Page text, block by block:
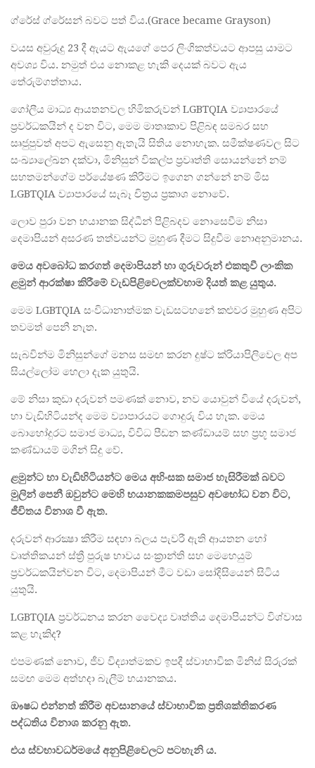
ග්රේස් ග්රේසන් බවට පත් විය.(Grace became Grayson)
වයස අවුරුදු 23 දී ඇයට ඇයගේ පෙර ලිංගිකත්වයට ආපසු යාමට
අවශ්‍ය විය. නමුත් එය නොකළ හැකි දෙයක් බවට ඇය
තේරුම්ගත්තාය.
ගෝලීය මාධ්‍ය ආයතනවල හිමිකරුවන් LGBTQIA ව්‍යාපාරයේ
ප්‍රවර්ධකයින් ද වන විට, මෙම මාතෘකාව පිළිබඳ සමබර සහ
සෘජුපුවත් අපට ඇසෙනු ඇතැයි සිතිය නොහැක. සමීක්ෂණවල සිට
සංඛ්‍යාලේඛන දක්වා, මිනිසුන් විකල්ප ප්‍රවෘත්ති සොයන්නේ නම්
සහතමන්ගේම පර්යේෂණ කිරීමට ඉගෙන ගන්නේ නම් මිස
LGBTQIA ව්‍යාපාරයේ සැබෑ චිත්‍රය ප්‍රකාශ නොවේ.
ලොව පුරා වන භයානක සිද්ධීන් පිළිබදව නොසෙවීම නිසා
දෙමාපියන් අසරණ තත්වයන්ට මුහුණ දීමට සිදුවීම නොඅනුමානය.
මෙය අවබෝධ කරගත් දෙමාපියන් හා ගුරුවරුන් එකතුවී ලාංකික
ළමුන් ආරක්ෂා කිරීමේ වැඩපිළිවෙලක්වහාම දියත් කළ යුතුය.
මෙම LGBTQIA සංවිධානාත්මක වැඩසටහනේ කළුවර මුහුණ අපිට
තවමත් පෙනී නැත.
සැබවින්ම මිනිසුන්ගේ මනස සමඟ කරන දුෂ්ට ක්රියාපිලිවෙල අප
සියල්ලෝම හෙලා දැක යුතුයි.
මේ නිසා කුඩා දරුවන් පමණක් නොව, නව යොවුන් වියේ දරුවන්,
හා වැඩිහිටියන්ද මෙම ව්‍යාපාරයට ගොදුරු විය හැක. මෙය
බොහෝදුරට සමාජ මාධ්‍ය, විවිධ පීඩන කණ්ඩායම් සහ ප්‍රභූ සමාජ
කණ්ඩායම් මගින් සිදු වේ.
ළමුන්ට හා වැඩිහිටියන්ට මෙය අහිංසක සමාජ හැසිරීමක් බවට
මුලින් පෙනී ඔවුන්ට මෙහි භයානකකමපසුව අවභෝධ වන විට,
ජීවිතය විනාශ වී ඇත.
දරුවන් ආරක්‍ෂා කිරීම සඳහා බලය පැවරී ඇති ආයතන හෝ
වෘත්තිකයන් ස්ත්‍රී පුරුෂ භාවය සංක්‍රාන්ති සහ මෙහෙයුම්
ප්‍රවර්ධකයින්වන විට, දෙමාපියන් මීට වඩා සෝදිසියෙන් සිටිය
යුතුයි.
LGBTQIA ප්‍රවර්ධනය කරන වෛද්‍ය වෘත්තිය දෙමාපියන්ට විශ්වාස
කළ හැකිද?
එපමණක් නොව, ජීව විද්‍යාත්මකව ඉපදී ස්වාභාවික මිනිස් සිරුරක්
සමඟ මෙම අත්හදා බැලීම් භයානකය.
ඖෂධ එන්නත් කිරීම අවසානයේ ස්වාභාවික ප්රතිශක්තිකරණ
පද්ධතිය විනාශ කරනු ඇත.
එය ස්වභාවධර්මයේ අනුපිළිවෙලට පටහැනි ය.